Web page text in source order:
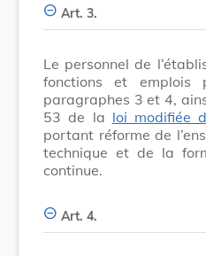
Art. 3.
Le personnel de
fonctions et emplois
paragraphes 3 et 4,
53 de la loi modifiée
portant réforme de
technique et de la
continue.
Art. 4.